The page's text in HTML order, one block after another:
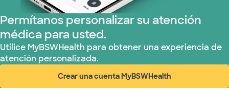
Permítanos personalizar su atención
médica para usted.
Utilice MyBSWHealth para obtener una experiencia de
atención personalizada.
Crear una cuenta MyBSWHealth
(abre en ventana nueva)